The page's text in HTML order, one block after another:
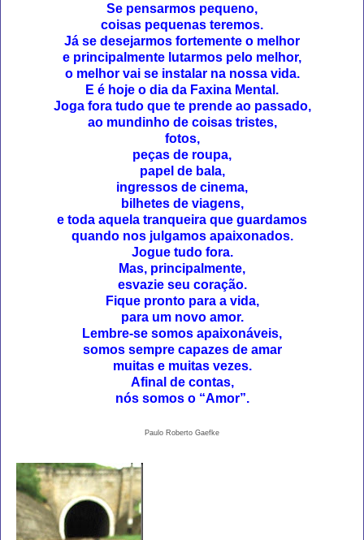
Se pensarmos pequeno,
coisas pequenas teremos.
Já se desejarmos fortemente o melhor
e principalmente lutarmos pelo melhor,
o melhor vai se instalar na nossa vida.
E é hoje o dia da Faxina Mental.
Joga fora tudo que te prende ao passado,
ao mundinho de coisas tristes,
fotos,
peças de roupa,
papel de bala,
ingressos de cinema,
bilhetes de viagens,
e toda aquela tranqueira que guardamos
quando nos julgamos apaixonados.
Jogue tudo fora.
Mas, principalmente,
esvazie seu coração.
Fique pronto para a vida,
para um novo amor.
Lembre-se somos apaixonáveis,
somos sempre capazes de amar
muitas e muitas vezes.
Afinal de contas,
nós somos o “Amor”.
Paulo Roberto Gaefke